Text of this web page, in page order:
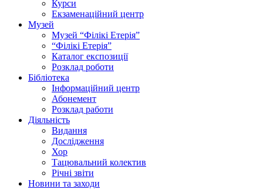
Курси
Екзаменаційний центр
Музей
Музей “Філікі Етерія”
“Філікі Етерія”
Каталог експозиції
Розклад роботи
Бібліотека
Інформаційний центр
Абонемент
Розклад работи
Діяльність
Видання
Дослідження
Хор
Тацювальний колектив
Річні звіти
Новини та заходи